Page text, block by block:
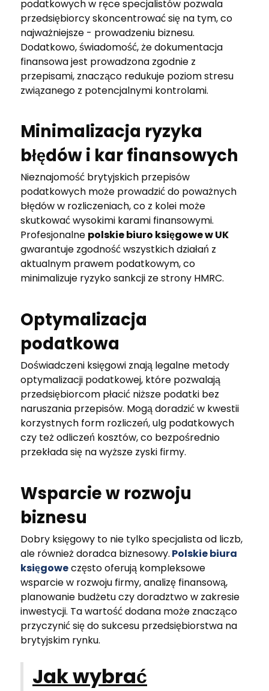
podatkowych w ręce specjalistów pozwala
przedsiębiorcy skoncentrować się na tym, co
najważniejsze - prowadzeniu biznesu.
Dodatkowo, świadomość, że dokumentacja
finansowa jest prowadzona zgodnie z
przepisami, znacząco redukuje poziom stresu
związanego z potencjalnymi kontrolami.
Minimalizacja ryzyka
błędów i kar finansowych
Nieznajomość brytyjskich przepisów
podatkowych może prowadzić do poważnych
błędów w rozliczeniach, co z kolei może
skutkować wysokimi karami finansowymi.
Profesjonalne polskie biuro księgowe w UK
gwarantuje zgodność wszystkich działań z
aktualnym prawem podatkowym, co
minimalizuje ryzyko sankcji ze strony HMRC.
Optymalizacja
podatkowa
Doświadczeni księgowi znają legalne metody
optymalizacji podatkowej, które pozwalają
przedsiębiorcom płacić niższe podatki bez
naruszania przepisów. Mogą doradzić w kwestii
korzystnych form rozliczeń, ulg podatkowych
czy też odliczeń kosztów, co bezpośrednio
przekłada się na wyższe zyski firmy.
Wsparcie w rozwoju
biznesu
Dobry księgowy to nie tylko specjalista od liczb,
ale również doradca biznesowy. Polskie biura
księgoweczęsto oferują kompleksowe
wsparcie w rozwoju firmy, analizę finansową,
planowanie budżetu czy doradztwo w zakresie
inwestycji. Ta wartość dodana może znacząco
przyczynić się do sukcesu przedsiębiorstwa na
brytyjskim rynku.
Jak wybrać